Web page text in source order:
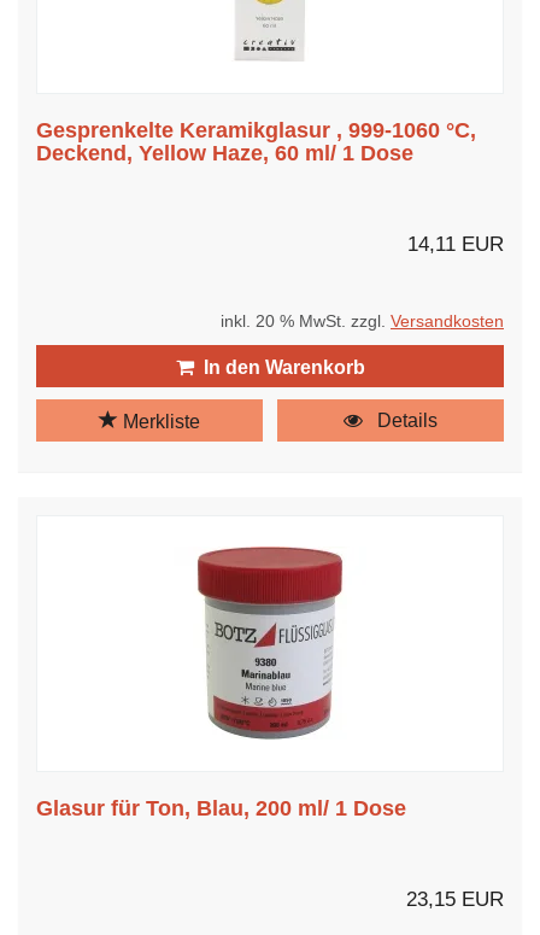
Gesprenkelte Keramikglasur , 999-1060 °C,
Deckend, Yellow Haze, 60 ml/ 1 Dose
14,11 EUR
inkl. 20 % MwSt. zzgl. Versandkosten
In den Warenkorb
Merkliste Details
Glasur für Ton, Blau, 200 ml/ 1 Dose
23,15 EUR